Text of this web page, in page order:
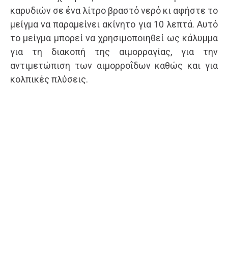
καρυδιών σε ένα λίτρο βραστό νερό κι αφήστε το
μείγμα να παραμείνει ακίνητο για 10 λεπτά. Αυτό
το μείγμα μπορεί να χρησιμοποιηθεί ως κάλυμμα
για τη διακοπή της αιμορραγίας, για την
αντιμετώπιση των αιμορροΐδων καθώς και για
κολπικές πλύσεις.